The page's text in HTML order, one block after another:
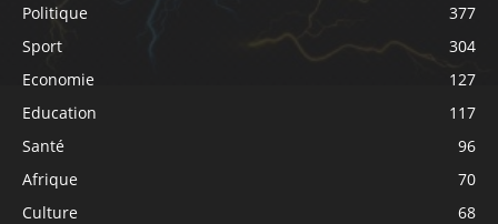
Politique
377
Sport
304
Economie
127
Education
117
Santé
96
Afrique
70
Culture
68